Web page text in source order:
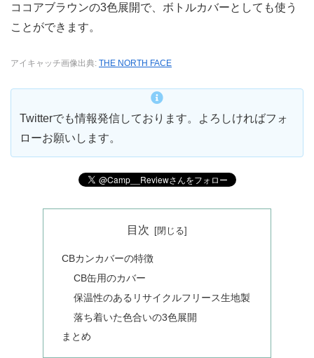
ココアブラウンの3色展開で、ボトルカバーとしても使う
ことができます。
アイキャッチ画像出典: THE NORTH FACE
Twitterでも情報発信しております。よろしければフォ
ローお願いします。
目次
CBカンカバーの特徴
CB缶用のカバー
保温性のあるリサイクルフリース生地製
落ち着いた色合いの3色展開
まとめ